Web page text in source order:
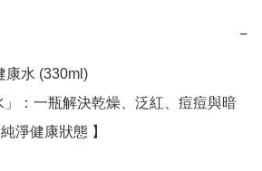
−
康水 (330ml)
」：一瓶解決乾燥、泛紅、痘痘與暗
淨健康狀態 】